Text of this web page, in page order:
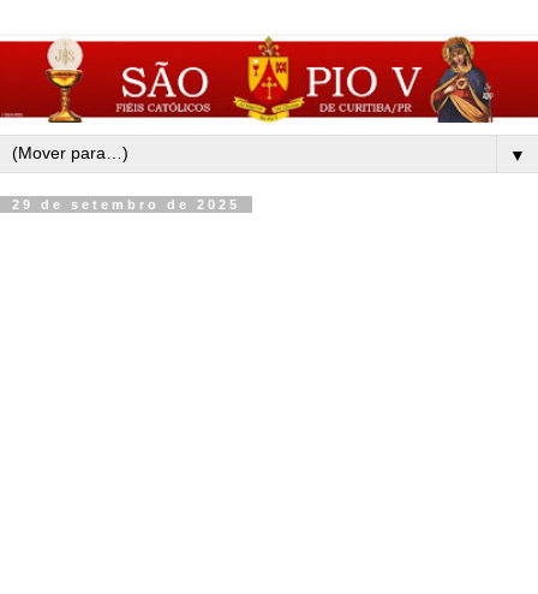
▼
29 de setembro de 2025